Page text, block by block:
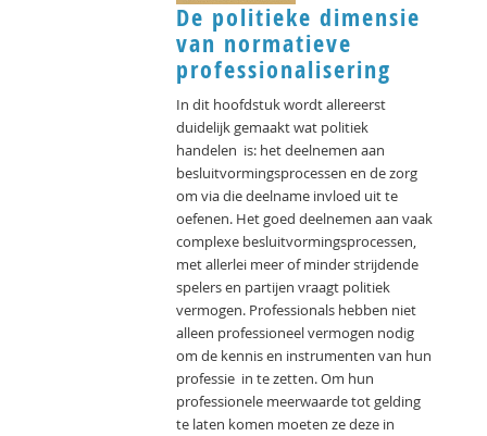
De politieke dimensie
van normatieve
professionalisering
In dit hoofdstuk wordt allereerst
duidelijk gemaakt wat politiek
handelen is: het deelnemen aan
besluitvormingsprocessen en de zorg
om via die deelname invloed uit te
oefenen. Het goed deelnemen aan vaak
complexe besluitvormingsprocessen,
met allerlei meer of minder strijdende
spelers en partijen vraagt politiek
vermogen. Professionals hebben niet
alleen professioneel vermogen nodig
om de kennis en instrumenten van hun
professie in te zetten. Om hun
professionele meerwaarde tot gelding
te laten komen moeten ze deze in